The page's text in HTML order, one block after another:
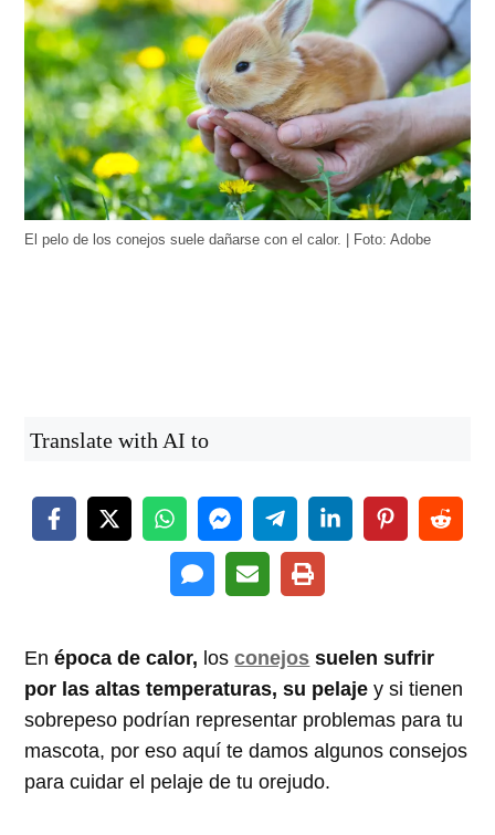
El pelo de los conejos suele dañarse con el calor. | Foto: Adobe
Translate with AI to
Enépoca de calor, los conejos suelen sufrir
por las altas temperaturas, su pelajey si tienen
sobrepeso podrían representar problemas para tu
mascota, por eso aquí te damos algunos consejos
para cuidar el pelaje de tu orejudo.